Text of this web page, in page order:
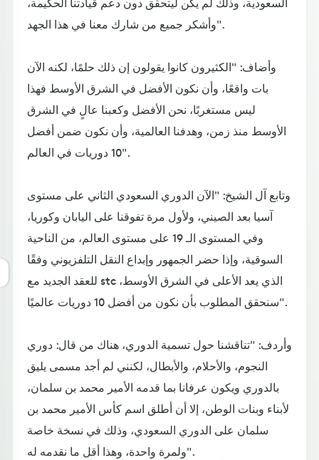
وأشكر جميع من شارك معنا في هذا الجهد".
وأضاف: "الكثيرون كانوا يقولون إن ذلك حلمًا، لكنه الآن
بات واقعًا، وأن نكون الأفضل في الشرق الأوسط فهذا
ليس مستغربًا، نحن الأفضل وكعبنا عالٍ في الشرق
الأوسط منذ زمن، وهدفنا العالمية، وأن نكون ضمن أفضل
10 دوريات في العالم".
وتابع آل الشيخ: "الآن الدوري السعودي الثاني على مستوى
آسيا بعد الصيني، ولأول مرة تفوقنا على اليابان وكوريا،
وفي المستوى الـ 19 على مستوى العالم، من الناحية
السوقية، وإذا حضر الجمهور وإبداع النقل التلفزيوني وفقًا
للعقد الجديد مع stc الذي يعد الأعلى في الشرق الأوسط،
سنحقق المطلوب بأن نكون من أفضل 10 دوريات عالميًا".
وأردف: "تناقشنا حول تسمية الدوري، هناك من قال: دوري
النجوم، والأحلام، والأبطال، لكنني لم أجد مسمى يليق
بالدوري ويكون عرفانا بما قدمه الأمير محمد بن سلمان،
لأبناء وبنات الوطن، إلا أن أطلق اسم كأس الأمير محمد بن
سلمان على الدوري السعودي، وذلك في نسخة خاصة
ولمرة واحدة، وهذا أقل ما نقدمه له".